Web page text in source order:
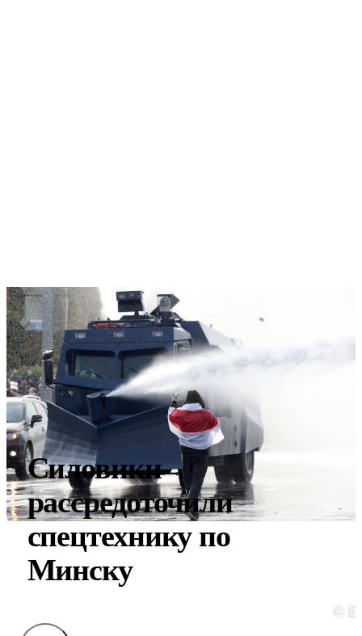
Силовики
рассредоточили
спецтехнику по
Минску
©